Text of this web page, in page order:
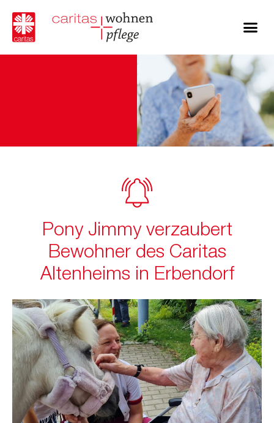
Pony Jimmy verzaubert
Bewohner des Caritas
Altenheims in Erbendorf